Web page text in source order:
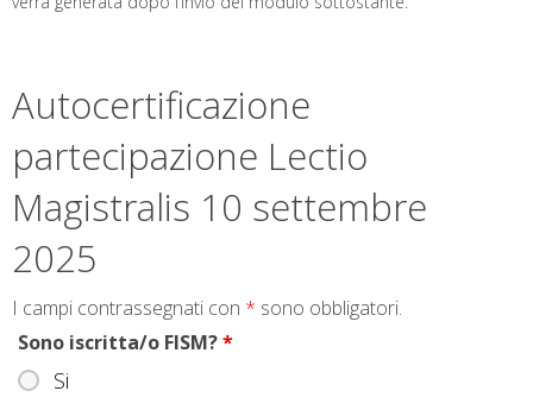
Autocertificazione
partecipazione Lectio
Magistralis 10 settembre
2025
I campi contrassegnati con * sono obbligatori.
Sono iscritta/o FISM?*
Si